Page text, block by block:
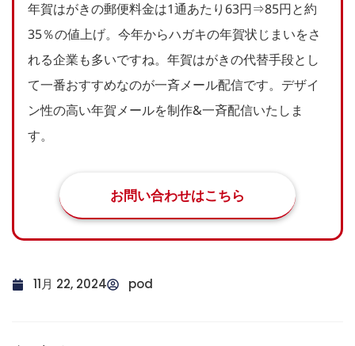
年賀はがきの郵便料金は1通あたり63円⇒85円と約
35％の値上げ。今年からハガキの年賀状じまいをさ
れる企業も多いですね。年賀はがきの代替手段とし
て一番おすすめなのが一斉メール配信です。デザイ
ン性の高い年賀メールを制作&一斉配信いたしま
す。
お問い合わせはこちら
11月 22, 2024 pod